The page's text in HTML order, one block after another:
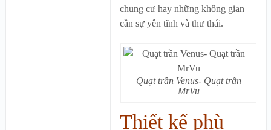
chung cư hay những không gian
cần sự yên tĩnh và thư thái.
Quạt trần Venus- Quạt trần
MrVu
Thiết kế phù